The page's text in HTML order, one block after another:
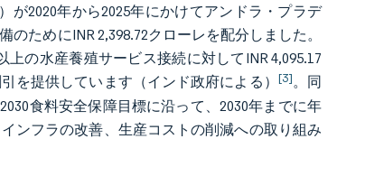
が2020年から2025年にかけてアンドラ・プラデ
ためにINR 2,398.72クローレを配分しました。
の水産養殖サービス接続に対してINR 4,095.17
を提供しています（インド政府による） [3]。同
食料安全保障目標に沿って、2030年までに年
ンフラの改善、生産コストの削減への取り組み